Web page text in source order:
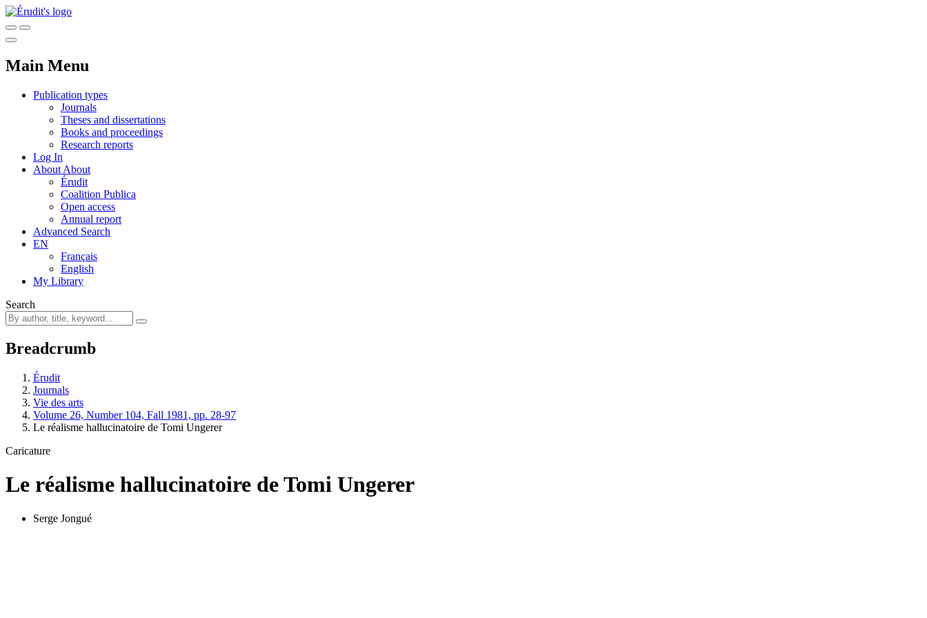
Main Menu
Publication types
Journals
Theses and dissertations
Books and proceedings
Research reports
Log In
About About
Érudit
Coalition Publica
Open access
Annual report
Advanced Search
EN
Français
English
My Library
Search
Breadcrumb
Érudit
Journals
Vie des arts
Volume 26, Number 104, Fall 1981, pp. 28-97
Le réalisme hallucinatoire de Tomi Ungerer
Caricature
Le réalisme hallucinatoire de Tomi Ungerer
Serge Jongué